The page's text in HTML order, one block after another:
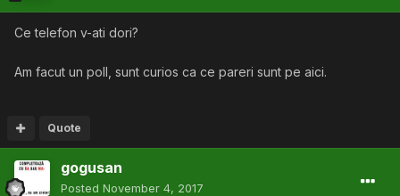
Ce telefon v-ati dori?
Am facut un poll, sunt curios ca ce pareri sunt pe aici.
Quote
gogusan
Posted November 4, 2017